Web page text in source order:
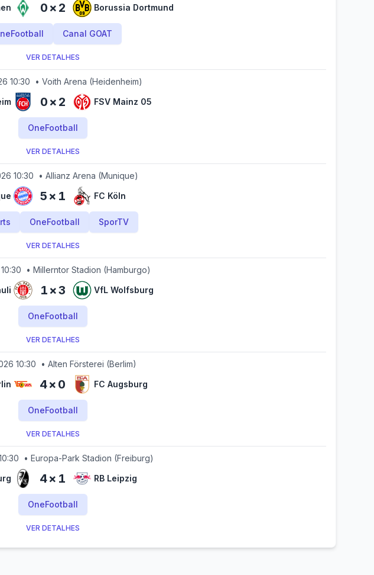
0× 2 Borussia Dortmund
Canal GOAT
VER DETALHES
10:30 • Voith Arena (Heidenheim)
0× 2 FSV Mainz 05
OneFootball
VER DETALHES
10:30 • Allianz Arena (Munique)
5× 1 FC Köln
OneFootball SporTV
VER DETALHES
• Millerntor Stadion (Hamburgo)
1×3 VfL Wolfsburg
OneFootball
VER DETALHES
10:30 • Alten Försterei (Berlim)
4× 0 FC Augsburg
OneFootball
VER DETALHES
• Europa-Park Stadion (Freiburg)
4× 1 RB Leipzig
OneFootball
VER DETALHES